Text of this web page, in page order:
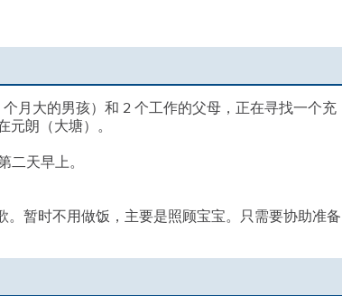
月大的男孩）和 2 个工作的父母，正在寻找一个充
朗（大塘）。
二天早上。
暂时不用做饭，主要是照顾宝宝。只需要协助准备